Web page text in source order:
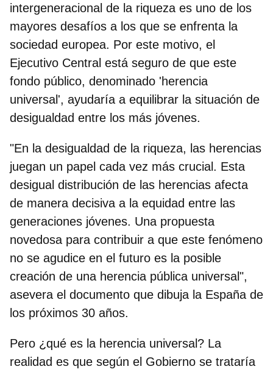
intergeneracional de la riqueza es uno de los
mayores desafíos a los que se enfrenta la
sociedad europea. Por este motivo, el
Ejecutivo Central está seguro de que este
fondo público, denominado 'herencia
universal', ayudaría a equilibrar la situación de
desigualdad entre los más jóvenes.
"En la desigualdad de la riqueza, las herencias
juegan un papel cada vez más crucial. Esta
desigual distribución de las herencias afecta
de manera decisiva a la equidad entre las
generaciones jóvenes. Una propuesta
novedosa para contribuir a que este fenómeno
no se agudice en el futuro es la posible
creación de una herencia pública universal",
asevera el documento que dibuja la España de
los próximos 30 años.
Pero ¿qué es la herencia universal? La
realidad es que según el Gobierno se trataría